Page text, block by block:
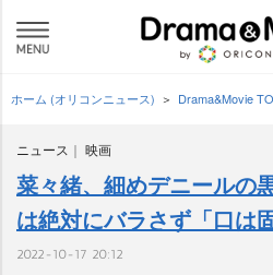
ホーム (オリコンニュース) Drama&Movie
ニュース 映画
菜々緒、細めデニールの
は絶対にバラさず「口は
2022-10-17 20:12